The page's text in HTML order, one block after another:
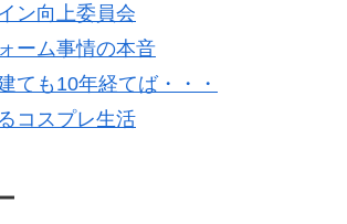
ン向上委員会
ーム事情の本音
ても10年経てば・・・
コスプレ生活